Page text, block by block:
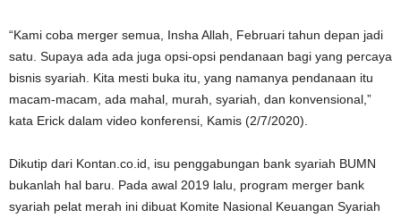
“Kami coba merger semua, Insha Allah, Februari tahun depan jadi
satu. Supaya ada ada juga opsi-opsi pendanaan bagi yang percaya
bisnis syariah. Kita mesti buka itu, yang namanya pendanaan itu
macam-macam, ada mahal, murah, syariah, dan konvensional,”
kata Erick dalam video konferensi, Kamis (2/7/2020).
Dikutip dari Kontan.co.id, isu penggabungan bank syariah BUMN
bukanlah hal baru. Pada awal 2019 lalu, program merger bank
syariah pelat merah ini dibuat Komite Nasional Keuangan Syariah